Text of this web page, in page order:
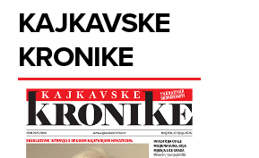
KAJKAVSKE
KRONIKE